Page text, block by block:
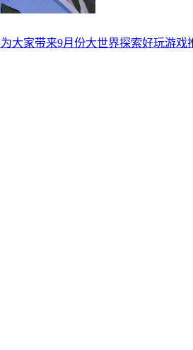
大家带来9月份大世界探索好玩游戏